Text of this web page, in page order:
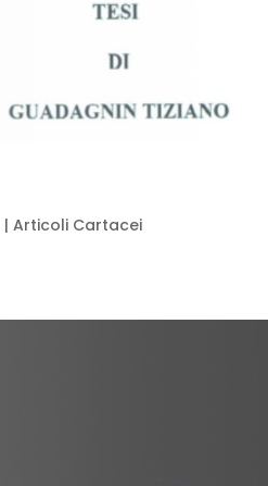
|Articoli Cartacei